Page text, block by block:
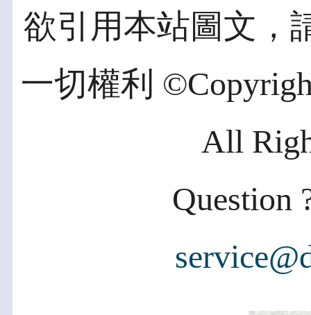
欲引用本站圖文，
一切權利
All
Question